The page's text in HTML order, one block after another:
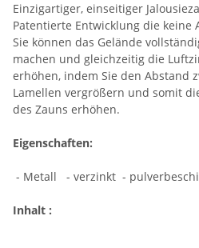
Einzigartiger, einseitiger
Patentierte Entwicklung die keine
Sie können das Gelände
machen und gleichzeitig die
erhöhen, indem Sie den Abstand
Lamellen vergrößern und somit
des Zauns erhöhen.
Eigenschaften:
- Metall - verzinkt -
Inhalt :